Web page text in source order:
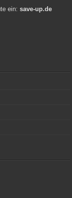
ein: save-up.de